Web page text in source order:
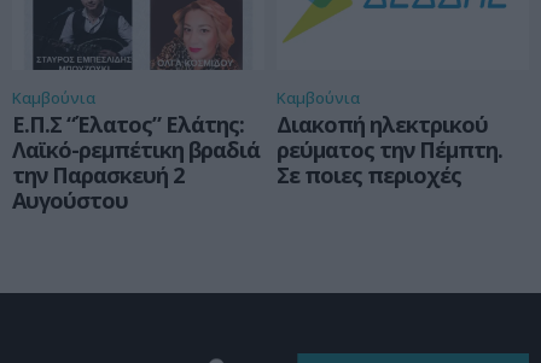
Καμβούνια
Ε.Π.Σ “Έλατος” Ελάτης:
Λαϊκό-ρεμπέτικη βραδιά
την Παρασκευή 2
Αυγούστου
Καμβούνια
Διακοπή ηλεκτρικού
ρεύματος την Πέμπτη.
Σε ποιες περιοχές